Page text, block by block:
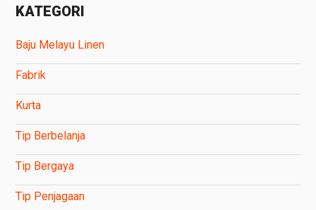
KATEGORI
Baju Melayu Linen
Fabrik
Kurta
Tip Berbelanja
Tip Bergaya
Tip Penjagaan